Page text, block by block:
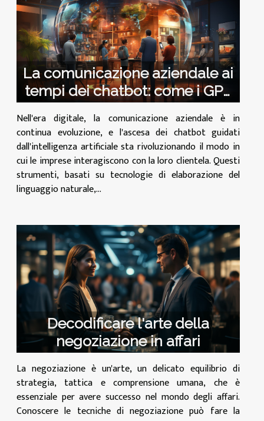
La comunicazione aziendale ai
tempi dei chatbot: come i GPT
stanno cambiando il gioco
Nell'era digitale, la comunicazione aziendale è in
continua evoluzione, e l'ascesa dei chatbot guidati
dall'intelligenza artificiale sta rivoluzionando il modo in
cui le imprese interagiscono con la loro clientela. Questi
strumenti, basati su tecnologie di elaborazione del
linguaggio naturale,...
Decodificare l'arte della
negoziazione in affari
La negoziazione è un'arte, un delicato equilibrio di
strategia, tattica e comprensione umana, che è
essenziale per avere successo nel mondo degli affari.
Conoscere le tecniche di negoziazione può fare la